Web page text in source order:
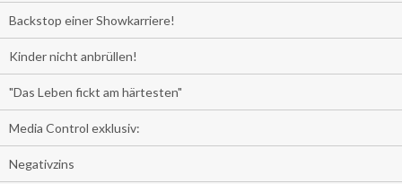
Backstop einer Showkarriere!
Kinder nicht anbrüllen!
"Das Leben fickt am härtesten"
Media Control exklusiv:
Negativzins